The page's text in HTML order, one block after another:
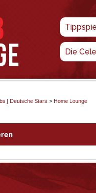
Die
| Deutsche Stars > Home Lounge